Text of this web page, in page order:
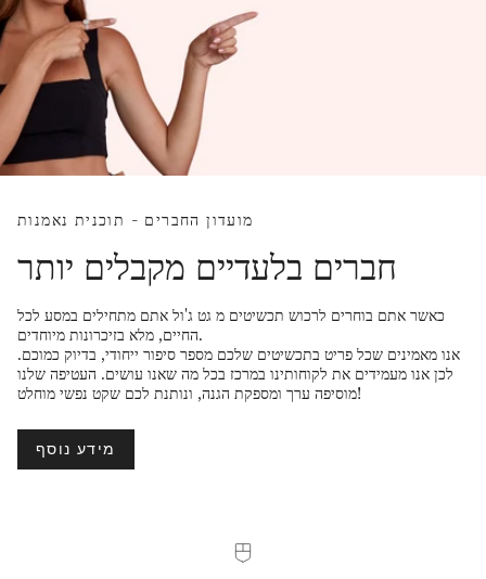
מועדון החברים - תוכנית נאמנות
חברים בלעדיים מקבלים יותר
כאשר אתם בוחרים לרכוש תכשיטים מ גט ג'ול אתם מתחילים במסע לכל
החיים, מלא בזיכרונות מיוחדים.
אנו מאמינים שכל פריט בתכשיטים שלכם מספר סיפור ייחודי, בדיוק כמוכם.
לכן אנו מעמידים את לקוחותינו במרכז בכל מה שאנו עושים. העטיפה שלנו
מוסיפה ערך ומספקת הגנה, ונותנת לכם שקט נפשי מוחלט!
מידע נוסף